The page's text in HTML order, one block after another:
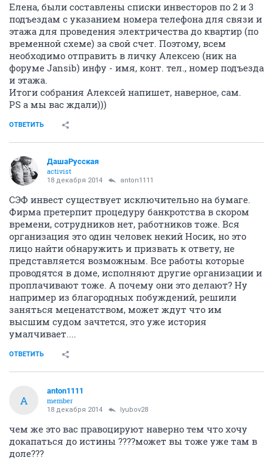
Елена, были составлены списки инвесторов по 2 и 3
подъездам с указанием номера телефона для связи и
этажа для проведения электричества до квартир (по
временной схеме) за свой счет. Поэтому, всем
необходимо отправить в личку Алексею (ник на
форуме Jansib) инфу - имя, конт. тел., номер подъезда
и этажа.
Итоги собрания Алексей напишет, наверное, сам.
PS а мы вас ждали)))
ОТВЕТИТЬ
ДашаРусская
activist
18 декабря 2014 anton1111
СЭФ инвест существует исключительно на бумаге.
Фирма претерпит процедуру банкротства в скором
времени, сотрудников нет, работников тоже. Вся
организация это один человек некий Носик, но это
лицо найти обнаружить и призвать к ответу, не
представляется возможным. Все работы которые
проводятся в доме, исполняют другие организации и
проплачивают тоже. А почему они это делают? Ну
например из благородных побуждений, решили
заняться меценатством, может ждут что им
высшим судом зачтется, это уже история
умалчивает....
ОТВЕТИТЬ
A
anton1111
member
18 декабря 2014 lyubov28
чем же это вас правоцируют наверно тем что хочу
докапаться до истины ????может вы тоже уже там в
доле???